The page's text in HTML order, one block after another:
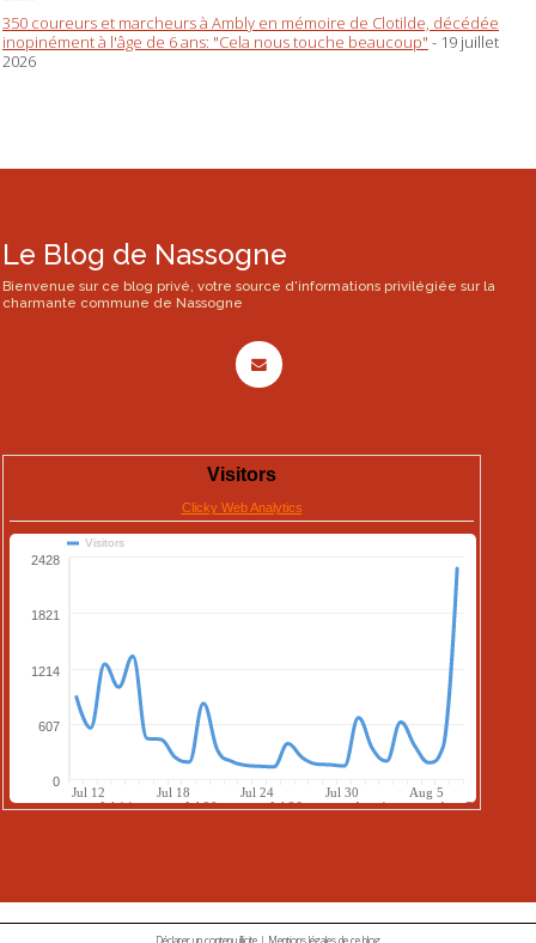
350 coureurs et marcheurs à Ambly en mémoire de Clotilde, décédée
inopinément à l'âge de 6 ans: "Cela nous touche beaucoup" - 19 juillet
2026
Le Blog de Nassogne
Bienvenue sur ce blog privé, votre source d'informations privilégiée sur la
charmante commune de Nassogne
Déclarer un contenu illicite | Mentions légales de ce blog